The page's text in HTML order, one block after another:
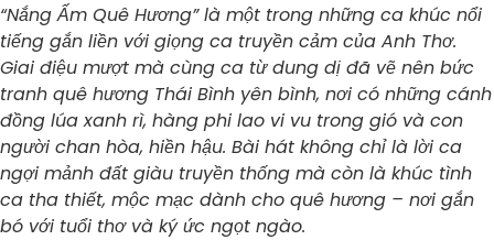
“Nắng Ấm Quê Hương” là một trong những ca khúc nổi
tiếng gắn liền với giọng ca truyền cảm của Anh Thơ.
Giai điệu mượt mà cùng ca từ dung dị đã vẽ nên bức
tranh quê hương Thái Bình yên bình, nơi có những cánh
đồng lúa xanh rì, hàng phi lao vi vu trong gió và con
người chan hòa, hiền hậu. Bài hát không chỉ là lời ca
ngợi mảnh đất giàu truyền thống mà còn là khúc tình
ca tha thiết, mộc mạc dành cho quê hương – nơi gắn
bó với tuổi thơ và ký ức ngọt ngào.